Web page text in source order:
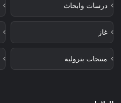
درسات وابحاث
غاز
منتجات بترولية